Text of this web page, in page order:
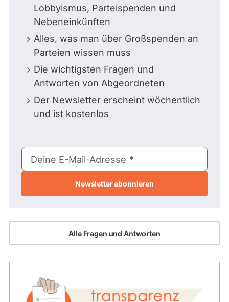
Lobbyismus, Parteispenden und
Nebeneinkünften
Alles, was man über Großspenden an
Parteien wissen muss
Die wichtigsten Fragen und
Antworten von Abgeordneten
Der Newsletter erscheint wöchentlich
und ist kostenlos
E-
Mail-
Deine E-Mail-Adresse
Alle Fragen und Antworten